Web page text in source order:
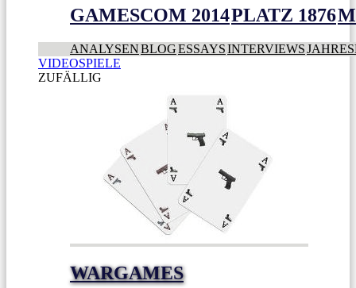
GAMESCOM 2014PLATZ 1876
ANALYSENBLOGESSAYSINTERVIEWS
VIDEOSPIELE
ZUFÄLLIG
WARGAMES